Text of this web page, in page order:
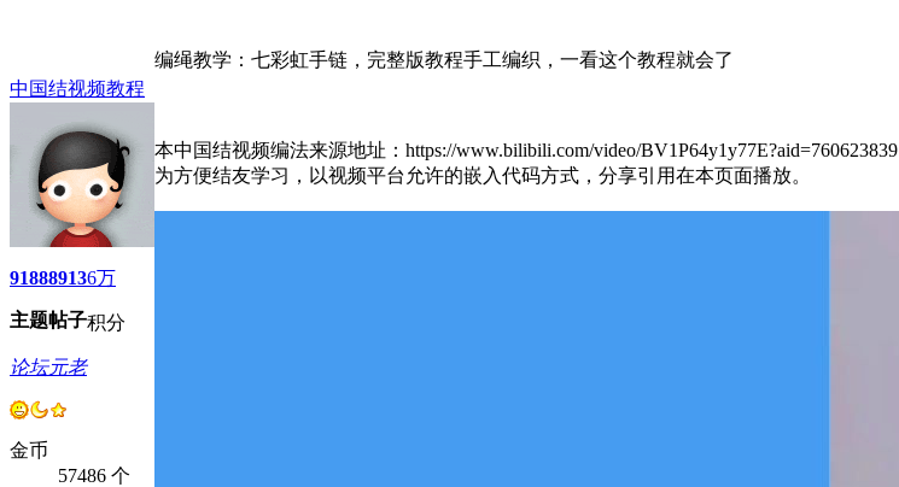
中国结视频教程
9188
主题
8913
帖子
6万
积分
论坛元老
金币
57486 个
编绳教学：七彩虹手链，完整版教程手工编织，一看这个教程就会了
本中国结视频编法来源地址：https://www.bilibili.com/video/BV1P64y1y77E?aid=760623839
为方便结友学习，以视频平台允许的嵌入代码方式，分享引用在本页面播放。